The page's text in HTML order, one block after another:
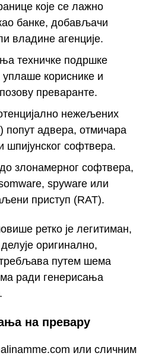
које се лажно
банке, добављачи
владине агенције.
техничке подршке
кориснике и
преваранте.
нежељених
попут адвера, отмичара
шпијунског софтвера.
злонамерног софтвера,
spyware или
приступ (RAT).
ретко је легитиман,
оригинално,
путем шема
ради генерисања
на превару
или сличним